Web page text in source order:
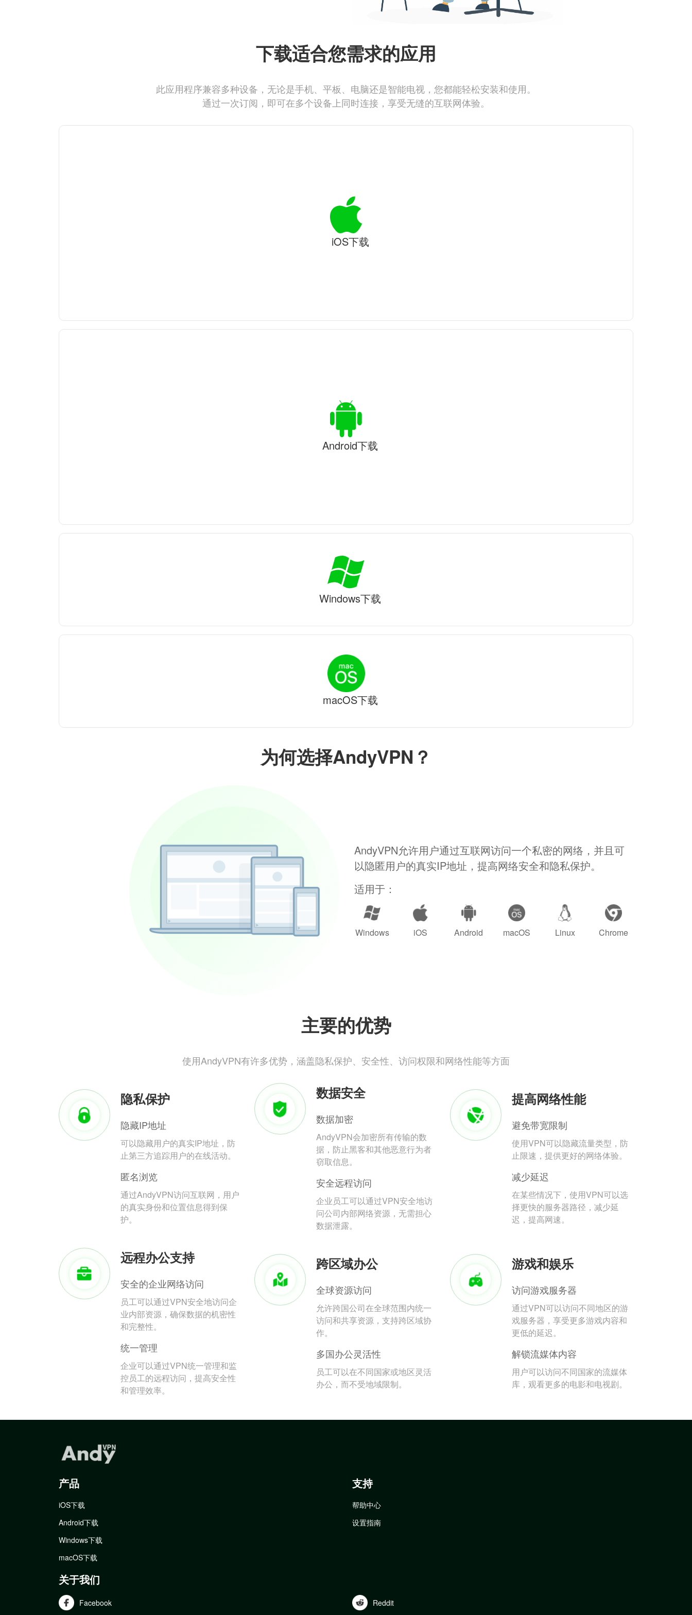
为何选择AndyVPN？
AndyVPN允许用户通过互联网访问一个私密的网络，并且可
以隐匿用户的真实IP地址，提高网络安全和隐私保护。
适用于：
Windows iOS Android macOS Linux Chrome
主要的优势
使用AndyVPN有许多优势，涵盖隐私保护、安全性、访问权限和网络性能等方面
隐私保护
隐藏IP地址
可以隐藏用户的真实IP地址，防
止第三方追踪用户的在线活动。
匿名浏览
通过AndyVPN访问互联网，用户
的真实身份和位置信息得到保
护。
数据安全
数据加密
AndyVPN会加密所有传输的数
据，防止黑客和其他恶意行为者
窃取信息。
安全远程访问
企业员工可以通过VPN安全地访
问公司内部网络资源，无需担心
数据泄露。
提高网络性能
避免带宽限制
使用VPN可以隐藏流量类型，防
止限速，提供更好的网络体验。
减少延迟
在某些情况下，使用VPN可以选
择更快的服务器路径，减少延
迟，提高网速。
远程办公支持
安全的企业网络访问
员工可以通过VPN安全地访问企
业内部资源，确保数据的机密性
和完整性。
统一管理
企业可以通过VPN统一管理和监
控员工的远程访问，提高安全性
和管理效率。
跨区域办公
全球资源访问
允许跨国公司在全球范围内统一
访问和共享资源，支持跨区域协
作。
多国办公灵活性
员工可以在不同国家或地区灵活
办公，而不受地域限制。
游戏和娱乐
访问游戏服务器
通过VPN可以访问不同地区的游
戏服务器，享受更多游戏内容和
更低的延迟。
解锁流媒体内容
用户可以访问不同国家的流媒体
库，观看更多的电影和电视剧。
下载适合您需求的应用
此应用程序兼容多种设备，无论是手机、平板、电脑还是智能电视，您都能轻松安装和使用。
通过一次订阅，即可在多个设备上同时连接，享受无缝的互联网体验。
iOS下载
Android下载
Windows下载
macOS下载
产品
iOS下载
Android下载
Windows下载
macOS下载
支持
帮助中心
设置指南
关于我们
Facebook Reddit